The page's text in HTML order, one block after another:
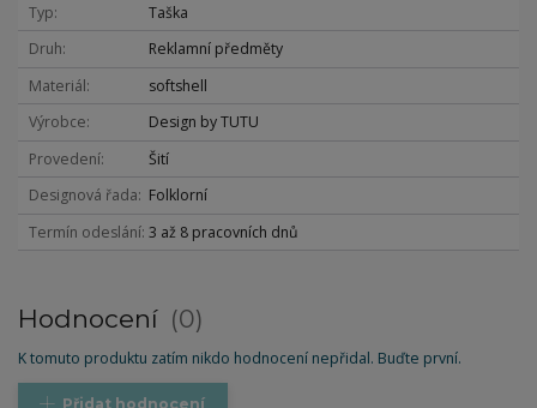
Typ
Taška
Druh
Reklamní předměty
Materiál
softshell
Výrobce
Design by TUTU
Provedení
Šití
Designová řada
Folklorní
Termín odeslání 3 až 8 pracovních dnů
Hodnocení 0
K tomuto produktu zatím nikdo hodnocení nepřidal. Buďte první.
Přidat hodnocení